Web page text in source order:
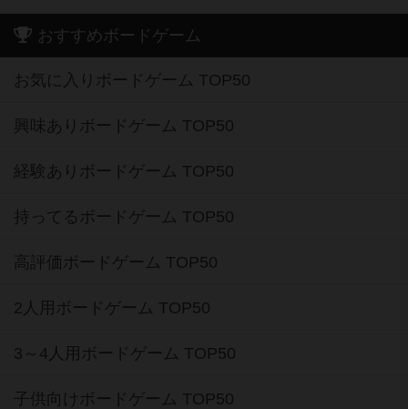
おすすめボードゲーム
お気に入りボードゲーム TOP50
興味ありボードゲーム TOP50
経験ありボードゲーム TOP50
持ってるボードゲーム TOP50
高評価ボードゲーム TOP50
2人用ボードゲーム TOP50
3～4人用ボードゲーム TOP50
子供向けボードゲーム TOP50